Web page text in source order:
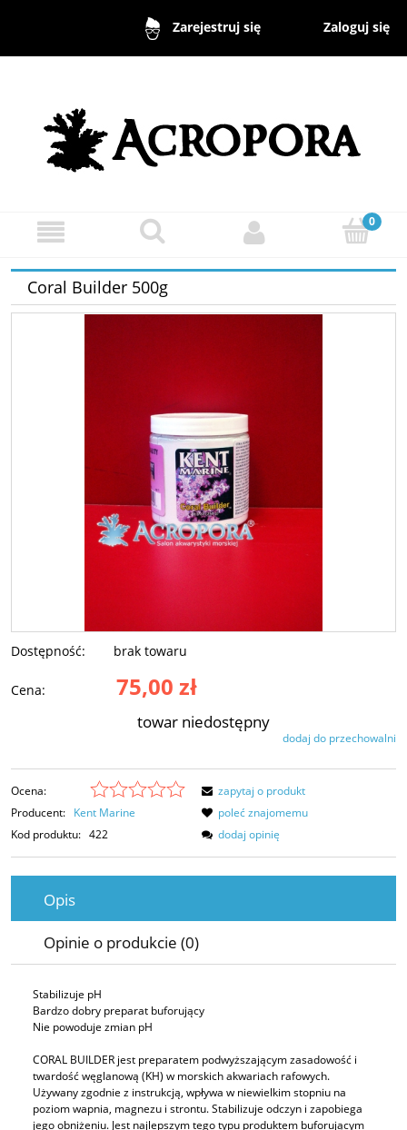
Zarejestruj się Zaloguj się
Coral Builder 500g
Dostępność: brak towaru
Cena: 75,00 zł
towar niedostępny
dodaj do przechowalni
Ocena:
Producent: Kent Marine
Kod produktu: 422
zapytaj o produkt
poleć znajomemu
dodaj opinię
Opis
Opinie o produkcie (0)
Stabilizuje pH
Bardzo dobry preparat buforujący
Nie powoduje zmian pH
CORAL BUILDER jest preparatem podwyższającym zasadowość i
twardość węglanową (KH) w morskich akwariach rafowych.
Używany zgodnie z instrukcją, wpływa w niewielkim stopniu na
poziom wapnia, magnezu i strontu. Stabilizuje odczyn i zapobiega
jego obniżeniu. Jest najlepszym tego typu produktem buforującym